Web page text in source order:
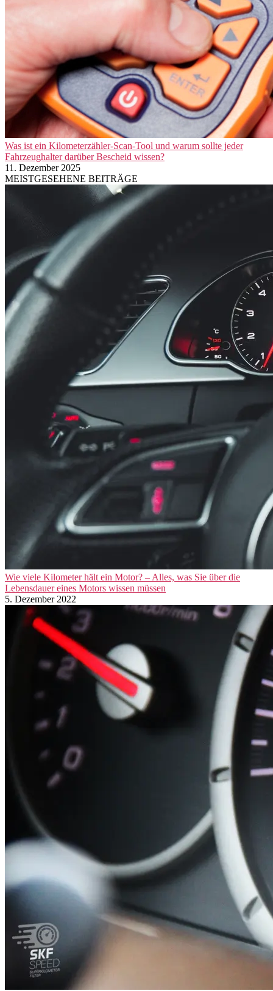
Was ist ein Kilometerzähler-Scan-Tool und warum sollte jeder
Fahrzeughalter darüber Bescheid wissen?
11. Dezember 2025
MEISTGESEHENE BEITRÄGE
Wie viele Kilometer hält ein Motor? – Alles, was Sie über die
Lebensdauer eines Motors wissen müssen
5. Dezember 2022